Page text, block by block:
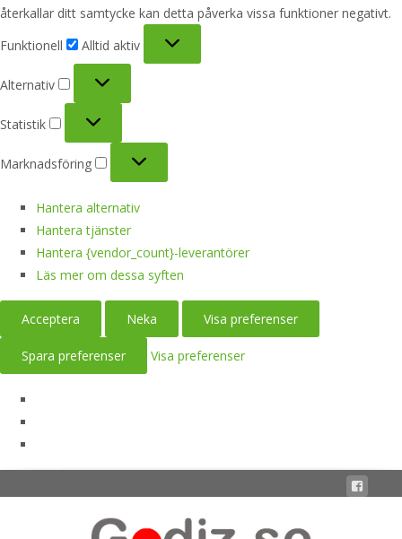
återkallar ditt samtycke kan detta påverka vissa funktioner negativt.
Funktionell
Alltid aktiv
Alternativ
Statistik
Marknadsföring
Hantera alternativ
Hantera tjänster
Hantera {vendor_count}-leverantörer
Läs mer om dessa syften
Acceptera Neka Visa preferenser
Spara preferenser Visa preferenser